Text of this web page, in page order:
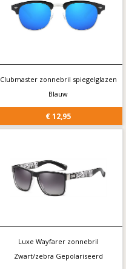
Clubmaster zonnebril spiegelglazen
Blauw
€ 12,95
Luxe Wayfarer zonnebril
Zwart/zebra Gepolariseerd